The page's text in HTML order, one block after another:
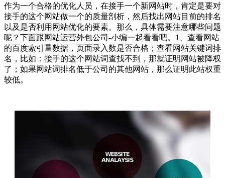
作为一个合格的优化人员，在接手一个新网站时，肯定是要对
接手的这个网站做一个的质量剖析，然后找出网站目前的排名
以及是否利用网站优化的要素。那么，具体需要注意哪些问题
呢？下面跟网站运营外包公司-小编一起看看吧。1、查看网站
的百度索引量数据，页面录入数是否合格；查看网站关键词排
名，比如：接手的这个网站词查找不到，那就证明网站被降权
了；如果网站词排名低于公司的其他网站，那么证明此站权重
较低。